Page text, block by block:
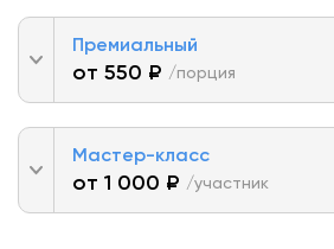
Премиальный
от 550 ₽ /порция
Мастер-класс
от 1 000 ₽ /участник